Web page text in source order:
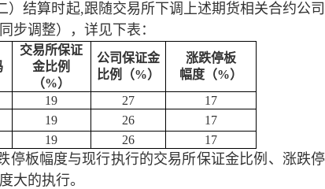
）结算时起,跟随交易所下调上述期货相关合约公司
步调整），详见下表：
交易所保证
金比例
（%）
公司保证金
比例（%）
涨跌停板
幅度（%）
19 27 17
19 26
17
19 26 17
停板幅度与现行执行的交易所保证金比例、涨跌停
大的执行。